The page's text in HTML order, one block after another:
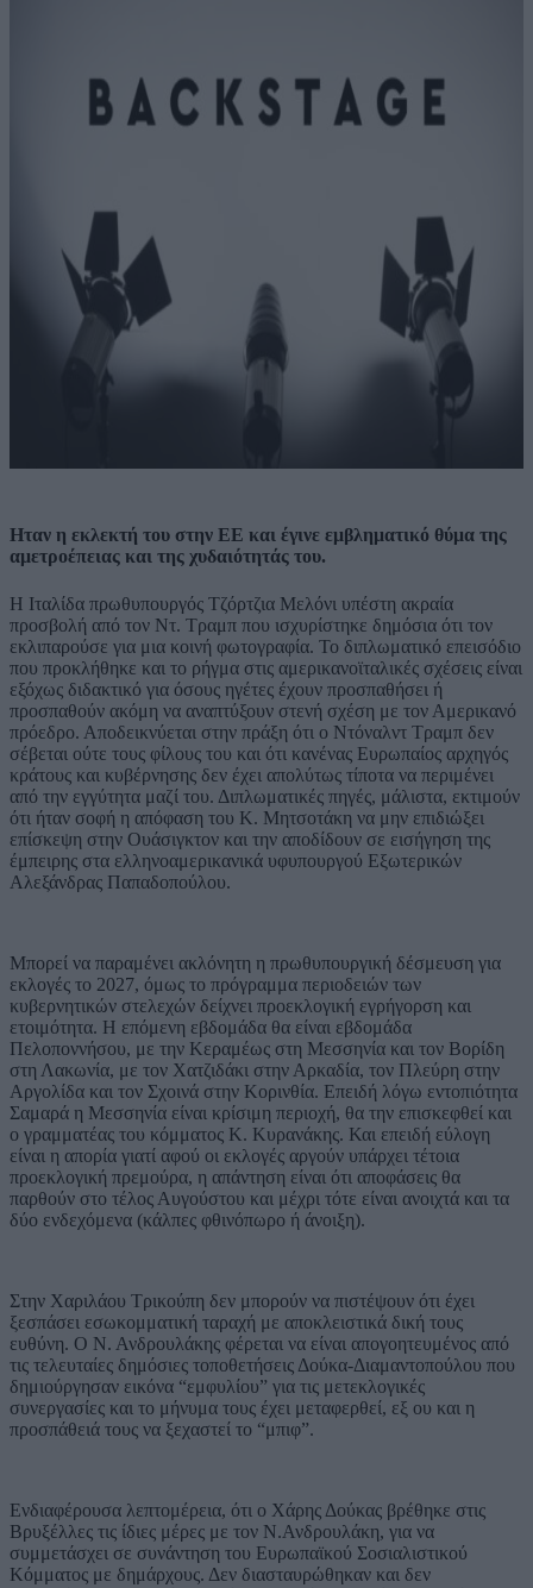
Ηταν η εκλεκτή του στην ΕΕ και έγινε εμβληματικό θύμα της
αμετροέπειας και της χυδαιότητάς του.
Η Ιταλίδα πρωθυπουργός Τζόρτζια Μελόνι υπέστη ακραία
προσβολή από τον Ντ. Τραμπ που ισχυρίστηκε δημόσια ότι τον
εκλιπαρούσε για μια κοινή φωτογραφία. Το διπλωματικό επεισόδιο
που προκλήθηκε και το ρήγμα στις αμερικανοϊταλικές σχέσεις είναι
εξόχως διδακτικό για όσους ηγέτες έχουν προσπαθήσει ή
προσπαθούν ακόμη να αναπτύξουν στενή σχέση με τον Αμερικανό
πρόεδρο. Αποδεικνύεται στην πράξη ότι ο Ντόναλντ Τραμπ δεν
σέβεται ούτε τους φίλους του και ότι κανένας Ευρωπαίος αρχηγός
κράτους και κυβέρνησης δεν έχει απολύτως τίποτα να περιμένει
από την εγγύτητα μαζί του. Διπλωματικές πηγές, μάλιστα, εκτιμούν
ότι ήταν σοφή η απόφαση του Κ. Μητσοτάκη να μην επιδιώξει
επίσκεψη στην Ουάσιγκτον και την αποδίδουν σε εισήγηση της
έμπειρης στα ελληνοαμερικανικά υφυπουργού Εξωτερικών
Αλεξάνδρας Παπαδοπούλου.
Μπορεί να παραμένει ακλόνητη η πρωθυπουργική δέσμευση για
εκλογές το 2027, όμως το πρόγραμμα περιοδειών των
κυβερνητικών στελεχών δείχνει προεκλογική εγρήγορση και
ετοιμότητα. Η επόμενη εβδομάδα θα είναι εβδομάδα
Πελοποννήσου, με την Κεραμέως στη Μεσσηνία και τον Βορίδη
στη Λακωνία, με τον Χατζιδάκι στην Αρκαδία, τον Πλεύρη στην
Αργολίδα και τον Σχοινά στην Κορινθία. Επειδή λόγω εντοπιότητα
Σαμαρά η Μεσσηνία είναι κρίσιμη περιοχή, θα την επισκεφθεί και
ο γραμματέας του κόμματος Κ. Κυρανάκης. Και επειδή εύλογη
είναι η απορία γιατί αφού οι εκλογές αργούν υπάρχει τέτοια
προεκλογική πρεμούρα, η απάντηση είναι ότι αποφάσεις θα
παρθούν στο τέλος Αυγούστου και μέχρι τότε είναι ανοιχτά και τα
δύο ενδεχόμενα (κάλπες φθινόπωρο ή άνοιξη).
Στην Χαριλάου Τρικούπη δεν μπορούν να πιστέψουν ότι έχει
ξεσπάσει εσωκομματική ταραχή με αποκλειστικά δική τους
ευθύνη. Ο Ν. Ανδρουλάκης φέρεται να είναι απογοητευμένος από
τις τελευταίες δημόσιες τοποθετήσεις Δούκα-Διαμαντοπούλου που
δημιούργησαν εικόνα “εμφυλίου” για τις μετεκλογικές
συνεργασίες και το μήνυμα τους έχει μεταφερθεί, εξ ου και η
προσπάθειά τους να ξεχαστεί το “μπιφ”.
Ενδιαφέρουσα λεπτομέρεια, ότι ο Χάρης Δούκας βρέθηκε στις
Βρυξέλλες τις ίδιες μέρες με τον Ν.Ανδρουλάκη, για να
συμμετάσχει σε συνάντηση του Ευρωπαϊκού Σοσιαλιστικού
Κόμματος με δημάρχους. Δεν διασταυρώθηκαν και δεν